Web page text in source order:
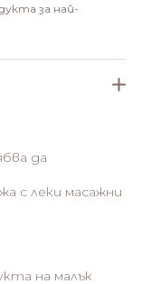
за най-
да
с леки масажни
на малък